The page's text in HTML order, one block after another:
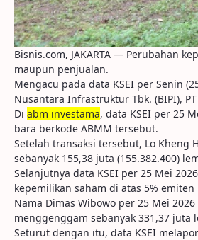
Bisnis.com, JAKARTA — Perubahan
maupun penjualan.
Mengacu pada data KSEI per Senin
Nusantara Infrastruktur Tbk. (BIPI),
Di abm investama, data KSEI per 25
bara berkode ABMM tersebut.
Setelah transaksi tersebut, Lo Kheng
sebanyak 155,38 juta (155.382.400)
Selanjutnya data KSEI per 25 Mei
kepemilikan saham di atas 5%
Nama Dimas Wibowo per 25 Mei
menggenggam sebanyak 331,37 juta
Seturut dengan itu, data KSEI